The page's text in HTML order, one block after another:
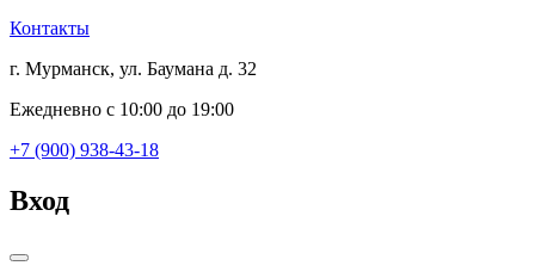
Контакты
г. Мурманск, ул. Баумана д. 32
Ежедневно с 10:00 до 19:00
+7 (900) 938-43-18
Вход